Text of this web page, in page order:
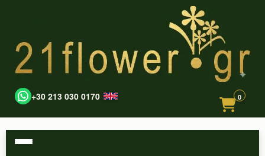
+30 213 030 0170 0